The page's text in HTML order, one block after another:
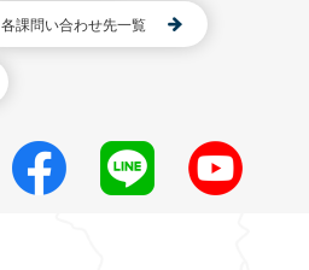
各課問い合わせ先一覧